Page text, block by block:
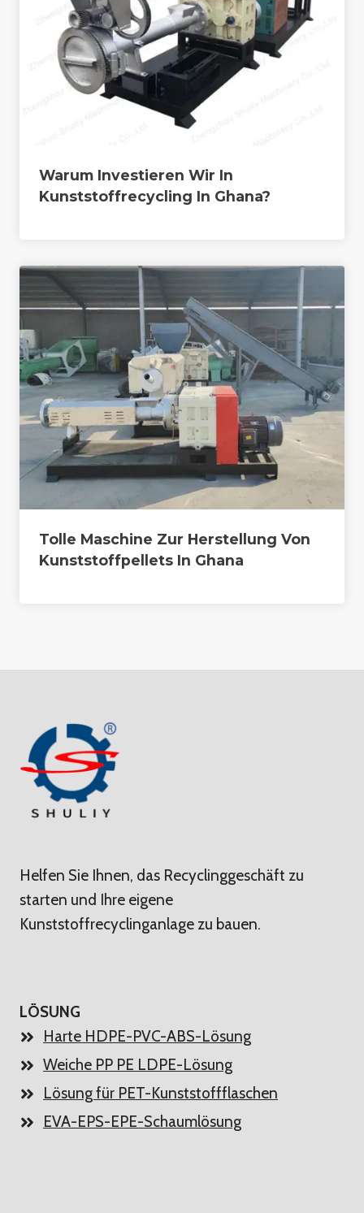
Warum Investieren Wir In
Kunststoffrecycling In Ghana?
Tolle Maschine Zur Herstellung Von
Kunststoffpellets In Ghana
Helfen Sie Ihnen, das Recyclinggeschäft zu
starten und Ihre eigene
Kunststoffrecyclinganlage zu bauen.
LÖSUNG
Harte HDPE-PVC-ABS-Lösung
Weiche PP PE LDPE-Lösung
Lösung für PET-Kunststoffflaschen
EVA-EPS-EPE-Schaumlösung